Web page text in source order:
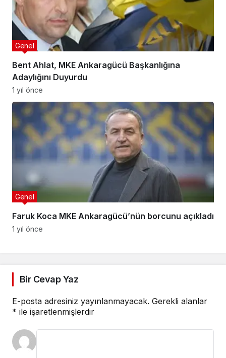
Bent Ahlat, MKE Ankaragücü Başkanlığına
Adaylığını Duyurdu
Genel
1 yıl önce
Faruk Koca MKE Ankaragücü’nün borcunu açıkladı
Genel
1 yıl önce
Bir Cevap Yaz
E-posta adresiniz yayınlanmayacak. Gerekli alanlar
* ile işaretlenmişlerdir